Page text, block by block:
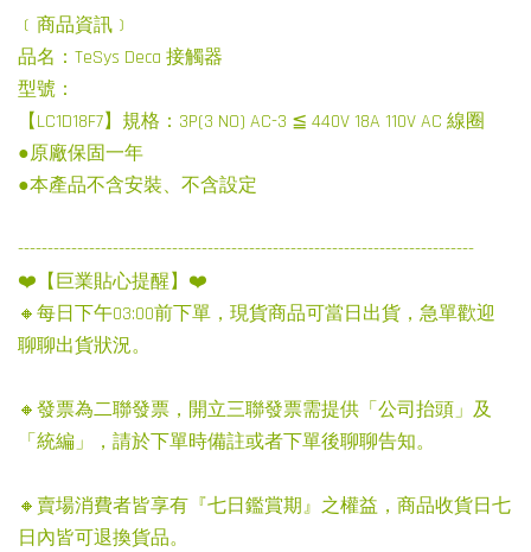
﹝商品資訊﹞
品名：TeSys Deca 接觸器
型號：
【LC1D18F7】規格：3P(3 NO) AC-3 ≦ 440V 18A 110V AC 線圈
●原廠保固一年
●本產品不含安裝、不含設定
-----------------------------------------------------------------------------
❤️【巨業貼心提醒】❤️
🔸每日下午03:00前下單，現貨商品可當日出貨，急單歡迎
聊聊出貨狀況。
🔸發票為二聯發票，開立三聯發票需提供「公司抬頭」及
「統編」，請於下單時備註或者下單後聊聊告知。
🔸賣場消費者皆享有『七日鑑賞期』之權益，商品收貨日七
日內皆可退換貨品。